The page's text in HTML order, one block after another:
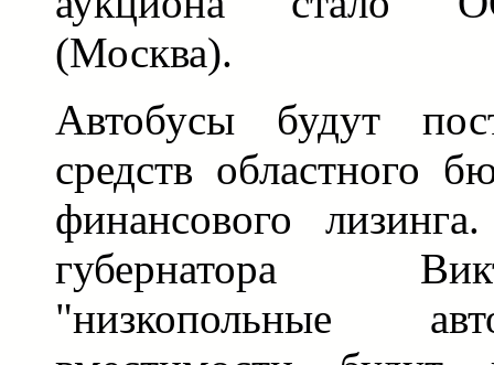
(Москва).
Автобусы будут
средств областного
финансового
губернатора
"низкопольные